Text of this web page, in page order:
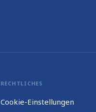
RECHTLICHES
Cookie-Einstellungen